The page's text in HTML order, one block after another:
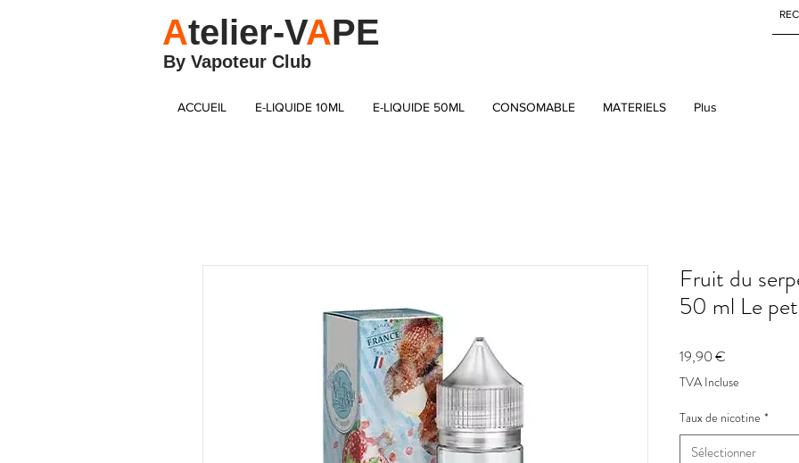
Atelier-VAPE
By Vapoteur Club
ACCUEIL E-LIQUIDE 10ML E-LIQUIDE 50ML CONSOMABLE MATERIELS Plus
Fruit du
50 ml Le
19,90 €
TVA Incluse
Taux de nicotine *
Sélectionner